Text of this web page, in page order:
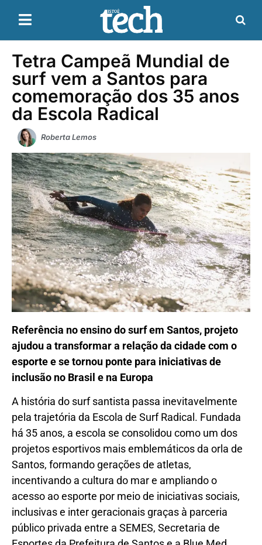
Tetra Campeã Mundial de
surf vem a Santos para
comemoração dos 35 anos
da Escola Radical
Roberta Lemos
Referência no ensino do surf em Santos, projeto
ajudou a transformar a relação da cidade com o
esporte e se tornou ponte para iniciativas de
inclusão no Brasil e na Europa
A história do surf santista passa inevitavelmente
pela trajetória da Escola de Surf Radical. Fundada
há 35 anos, a escola se consolidou como um dos
projetos esportivos mais emblemáticos da orla de
Santos, formando gerações de atletas,
incentivando a cultura do mar e ampliando o
acesso ao esporte por meio de iniciativas sociais,
inclusivas e inter geracionais graças à parceria
público privada entre a SEMES, Secretaria de